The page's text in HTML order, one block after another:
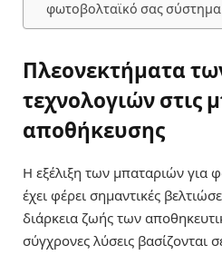
φωτοβολταϊκό σας σύστημα
Πλεονεκτήματα
τεχνολογιών στις
αποθήκευσης
Η εξέλιξη των μπαταριών για
έχει φέρει σημαντικές
διάρκεια ζωής των
σύγχρονες λύσεις βασίζονται